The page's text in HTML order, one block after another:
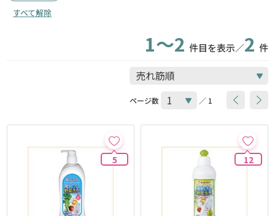
すべて解除
1～2 件目を表示／2 件
ページ数 ／ 1
5 12